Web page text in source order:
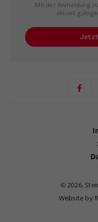
Mit der Anmeldung
aktuell
©2026,
Website by